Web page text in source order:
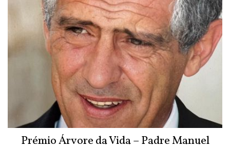
Prémio Árvore da Vida – Padre Manuel